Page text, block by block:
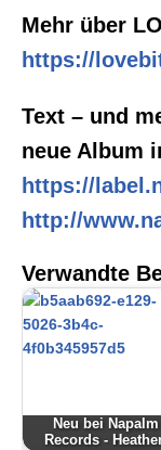
Mehr über
https://
Text – und
neue Album
https://
http://
Verwandte
Neu bei Napalm
Records -